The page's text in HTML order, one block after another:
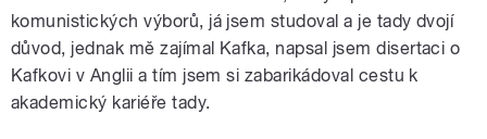
komunistických výborů, já jsem studoval a je tady dvojí
důvod, jednak mě zajímal Kafka, napsal jsem disertaci o
Kafkovi v Anglii a tím jsem si zabarikádoval cestu k
akademický kariéře tady.